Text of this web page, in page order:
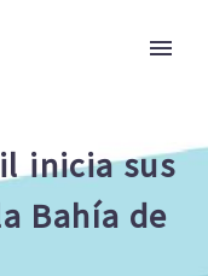
inicia sus
Bahía de